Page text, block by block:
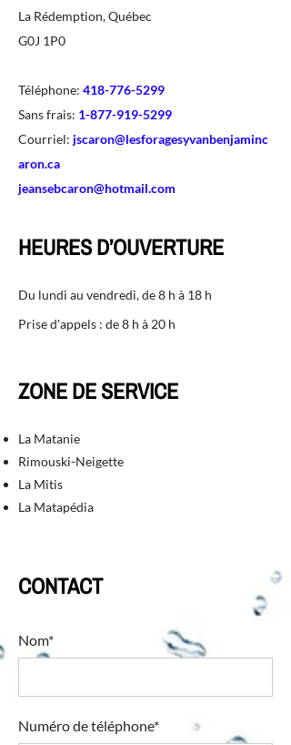
La Rédemption, Québec
G0J 1P0
Téléphone: 418-776-5299
Sans frais: 1-877-919-5299
Courriel: jscaron@lesforagesyvanbenjaminc
aron.ca
jeansebcaron@hotmail.com
HEURES D’OUVERTURE
Du lundi au vendredi, de 8 h à 18 h
Prise d'appels : de 8 h à 20 h
ZONE DE SERVICE
La Matanie
Rimouski-Neigette
La Mitis
La Matapédia
CONTACT
Nom*
Numéro de téléphone*